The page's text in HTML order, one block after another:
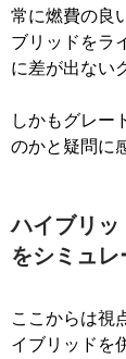
常に燃費の良
ブリッドをラ
に差が出ない
しかもグレー
のかと疑問に
ハイブリッ
をシミュレ
ここからは視
イブリッドを